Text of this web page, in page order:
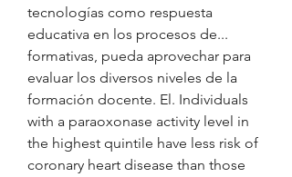
tecnologías como respuesta
educativa en los procesos de...
formativas, pueda aprovechar para
evaluar los diversos niveles de la
formación docente. El. Individuals
with a paraoxonase activity level in
the highest quintile have less risk of
coronary heart disease than those